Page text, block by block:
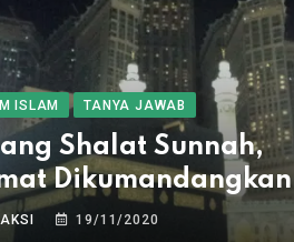
ISLAM TANYA JAWAB
Shalat Sunnah,
Dikumandangkan
19/11/2020